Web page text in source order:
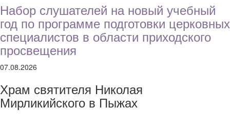
Набор слушателей на новый учебный
год по программе подготовки церковных
специалистов в области приходского
просвещения
07.08.2026
Храм святителя Николая
Мирликийского в Пыжах